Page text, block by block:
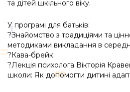
та дітей шкільного віку.
У програмі для батьків:
?Знайомство з традиціями та
методиками викладання в
?Кава-брейк
?Лекція психолога Вікторія
школи: Як допомогти дитині